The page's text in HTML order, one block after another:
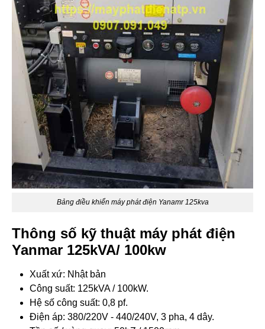
Bảng điều khiển máy phát điện Yanamr 125kva
Thông số kỹ thuật máy phát điện
Yanmar 125kVA/ 100kw
Xuất xứ: Nhật bản
Công suất: 125kVA / 100kW.
Hệ số công suất: 0,8 pf.
Điện áp: 380/220V - 440/240V, 3 pha, 4 dây.